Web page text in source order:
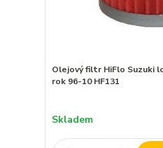
Olejový filtr HiFlo Suzuki
rok 96-10 HF131
Skladem